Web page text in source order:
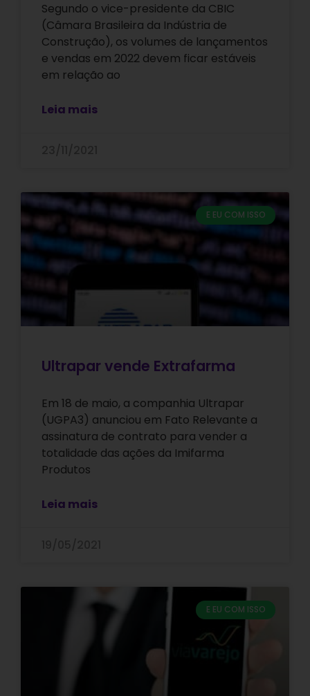
Segundo o vice-presidente da CBIC
(Câmara Brasileira da Indústria de
Construção), os volumes de lançamentos
e vendas em 2022 devem ficar estáveis
em relação ao
Leia mais
E EU COM ISSO
Ultrapar vende Extrafarma
Em 18 de maio, a companhia Ultrapar
(UGPA3) anunciou em Fato Relevante a
assinatura de contrato para vender a
totalidade das ações da Imifarma
Produtos
Leia mais
E EU COM ISSO